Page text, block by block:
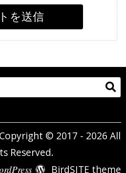
Copyright © 2017 - 2026 All
Reserved.
BirdSITE theme